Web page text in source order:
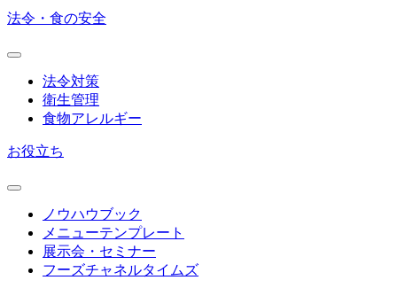
法令・食の安全
法令対策
衛生管理
食物アレルギー
お役立ち
ノウハウブック
メニューテンプレート
展示会・セミナー
フーズチャネルタイムズ